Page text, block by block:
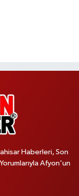
Haberleri, Son
Afyon'un